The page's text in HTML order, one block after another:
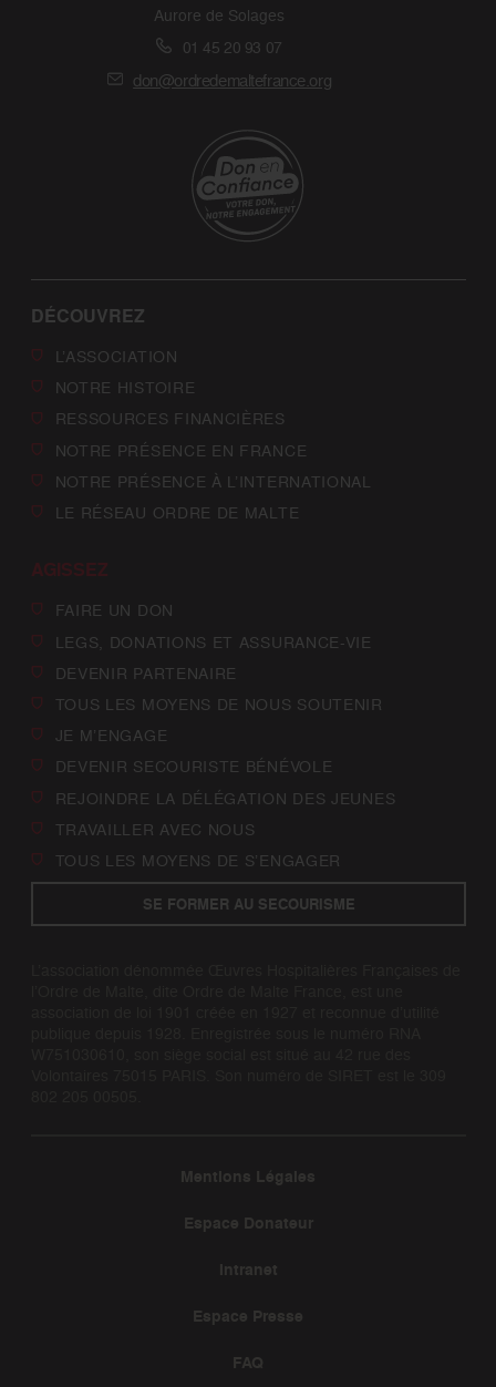
Aurore de Solages
01 45 20 93 07
don@ordredemaltefrance.org
DÉCOUVREZ
L’ASSOCIATION
NOTRE HISTOIRE
RESSOURCES FINANCIÈRES
NOTRE PRÉSENCE EN FRANCE
NOTRE PRÉSENCE À L’INTERNATIONAL
LE RÉSEAU ORDRE DE MALTE
AGISSEZ
FAIRE UN DON
LEGS, DONATIONS ET ASSURANCE-VIE
DEVENIR PARTENAIRE
TOUS LES MOYENS DE NOUS SOUTENIR
JE M’ENGAGE
DEVENIR SECOURISTE BÉNÉVOLE
REJOINDRE LA DÉLÉGATION DES JEUNES
TRAVAILLER AVEC NOUS
TOUS LES MOYENS DE S’ENGAGER
SE FORMER AU SECOURISME
Mentions Légales
Espace Donateur
Intranet
Espace Presse
FAQ